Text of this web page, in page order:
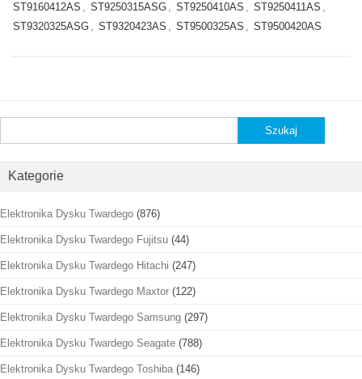
ST9160412AS , ST9250315ASG , ST9250410AS , ST9250411AS ,
ST9320325ASG , ST9320423AS , ST9500325AS , ST9500420AS
Kategorie
Elektronika Dysku Twardego (876)
Elektronika Dysku Twardego Fujitsu (44)
Elektronika Dysku Twardego Hitachi (247)
Elektronika Dysku Twardego Maxtor (122)
Elektronika Dysku Twardego Samsung (297)
Elektronika Dysku Twardego Seagate (788)
Elektronika Dysku Twardego Toshiba (146)